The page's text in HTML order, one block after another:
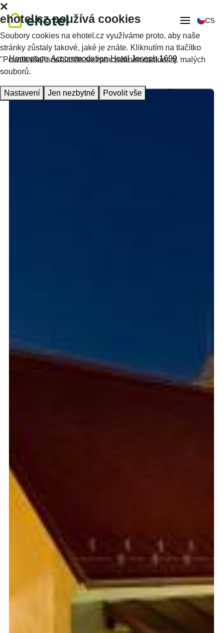
CS
Homepage Accommodation Hotel Joseph 1699
ehotel.cz používá cookies
Soubory cookies na ehotel.cz využíváme proto, aby naše
stránky zůstaly takové, jaké je znáte. Kliknutím na tlačítko
"Povolit vše" souhlasíte se zpracováním cookies tj. malých
souborů.
Nastavení Jen nezbytné Povolit vše